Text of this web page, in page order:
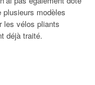
plusieurs modèles
les vélos pliants
déjà traité.